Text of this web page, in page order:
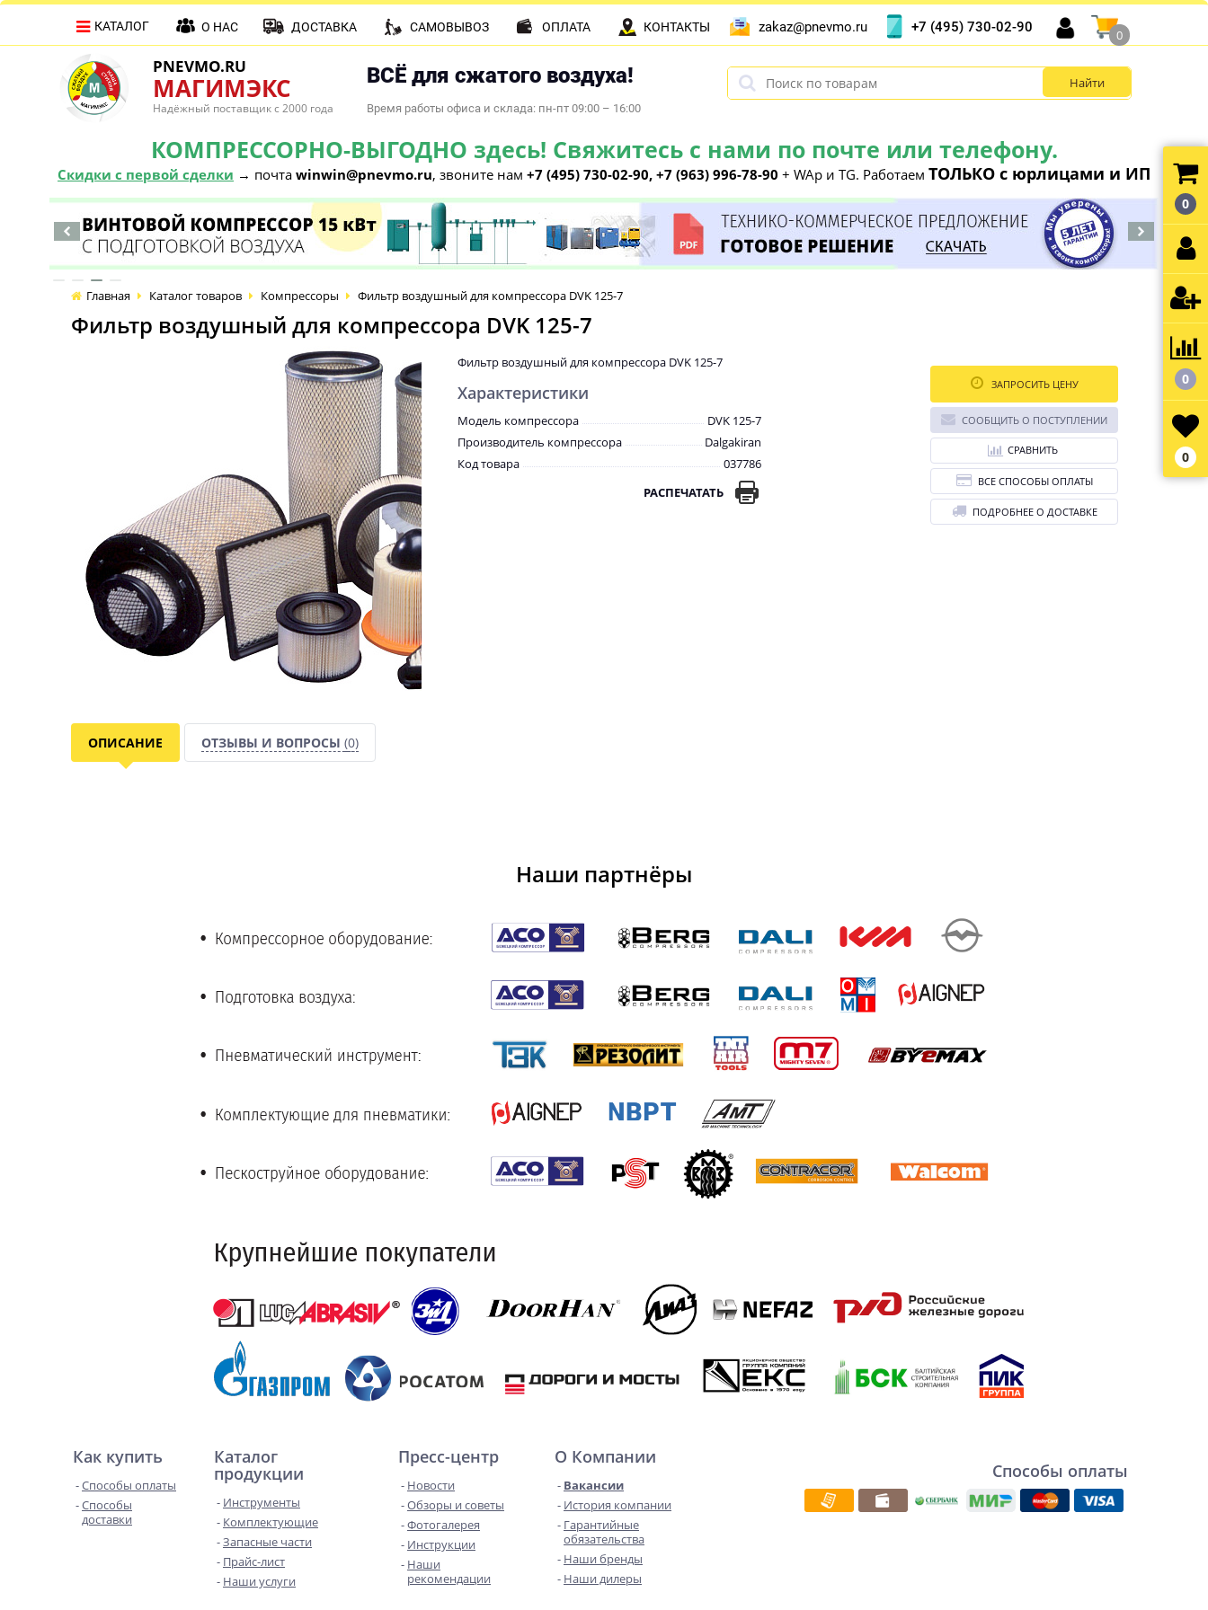
PNEVMO.RU
МАГИМЭКС
Надёжный поставщик с 2000 года
ВСЁ для сжатого воздуха!
Время работы офиса и склада: пн-пт 09:00 – 16:00
КОМПРЕССОРНО-ВЫГОДНО здесь! Свяжитесь с нами по почте или телефону.
Скидки с первой сделки → почта winwin@pnevmo.ru, звоните нам +7 (495) 730-02-90, +7 (963) 996-78-90 + WAp и TG. Работаем ТОЛЬКО с юрлицами и ИП
КАТАЛОГ О НАС ДОСТАВКА САМОВЫВОЗ ОПЛАТА КОНТАКТЫ zakaz@pnevmo.ru +7 (495) 730-02-90
0
Главная Каталог товаров Компрессоры Фильтр воздушный для компрессора DVK 125-7
Фильтр воздушный для компрессора DVK 125-7
Фильтр воздушный для компрессора DVK 125-7
Характеристики
Модель компрессора
DVK 125-7
Производитель компрессора
Dalgakiran
Код товара
037786
РАСПЕЧАТАТЬ
ЗАПРОСИТЬ ЦЕНУ
СООБЩИТЬ О ПОСТУПЛЕНИИ
СРАВНИТЬ
ВСЕ СПОСОБЫ ОПЛАТЫ
ПОДРОБНЕЕ О ДОСТАВКЕ
ОПИСАНИЕ ОТЗЫВЫ И ВОПРОСЫ (0)
Наши партнёры
Как купить
Способы оплаты
Способы
доставки
Каталог
продукции
Инструменты
Комплектующие
Запасные части
Прайс-лист
Наши услуги
Пресс-центр
Новости
Обзоры и советы
Фотогалерея
Инструкции
Наши
рекомендации
О Компании
Вакансии
История компании
Гарантийные
обязательства
Наши бренды
Наши дилеры
Способы оплаты
0
0
0